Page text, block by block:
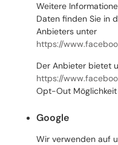
Weitere
Daten finden Sie in
Anbieters unter
https://
Der Anbieter bietet
https://
Opt-Out Möglichkeit
Google
Wir verwenden auf